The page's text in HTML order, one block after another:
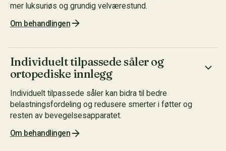
mer luksuriøs og grundig velværestund.
Om behandlingen
Individuelt tilpassede såler og
ortopediske innlegg
Individuelt tilpassede såler kan bidra til bedre
belastningsfordeling og redusere smerter i føtter og
resten av bevegelsesapparatet.
Om behandlingen